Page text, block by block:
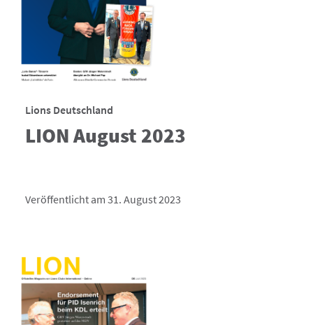
Lions Deutschland
LION August 2023
Veröffentlicht am 31. August 2023